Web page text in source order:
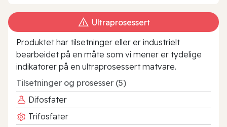
Ultraprosessert
Produktet har tilsetninger eller er industrielt
bearbeidet på en måte som vi mener er tydelige
indikatorer på en ultraprosessert matvare.
Tilsetninger og prosesser (5)
Difosfater
Trifosfater